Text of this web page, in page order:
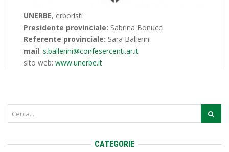
UNERBE, erboristi
Presidente provinciale: Sabrina Bonucci
Referente provinciale: Sara Ballerini
mail: s.ballerini@confesercenti.ar.it
sito web: www.unerbe.it
CATEGORIE